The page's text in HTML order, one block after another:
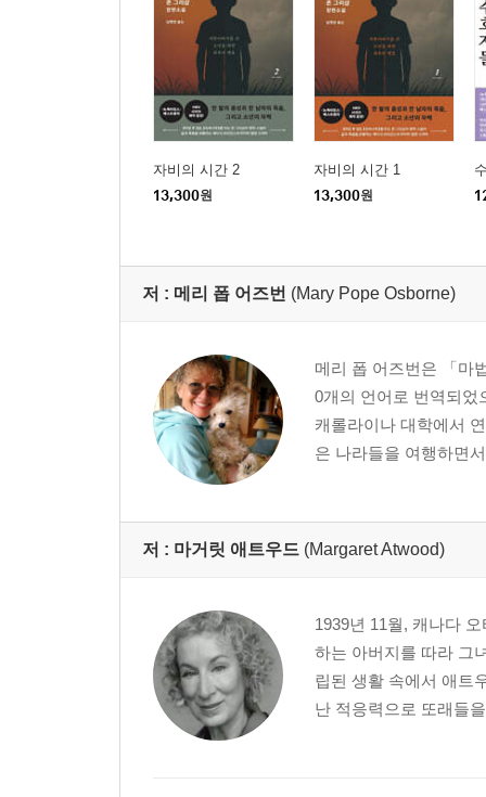
자비의 시간 2
13,300원
자비의 시간 1
13,300원
저 : 메리 폽 어즈번 (Mary Pope Osborne)
메리 폽 어즈번은 「마
0개의 언어로 번역되었
캐롤라이나 대학에서
은 나라들을 여행하면
저 : 마거릿 애트우드 (Margaret Atwood)
1939년 11월, 캐나다
하는 아버지를 따라 그
립된 생활 속에서 애트
난 적응력으로 또래들